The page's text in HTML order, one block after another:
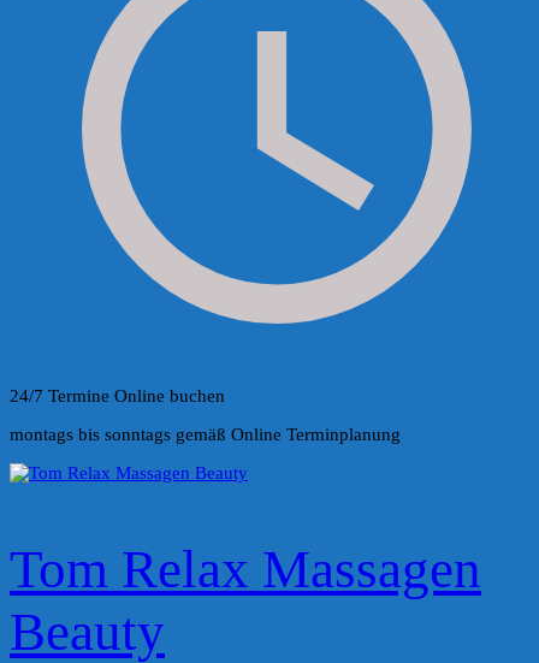
24/7 Termine Online buchen
montags bis sonntags gemäß Online Terminplanung
Tom Relax Massagen
Beauty